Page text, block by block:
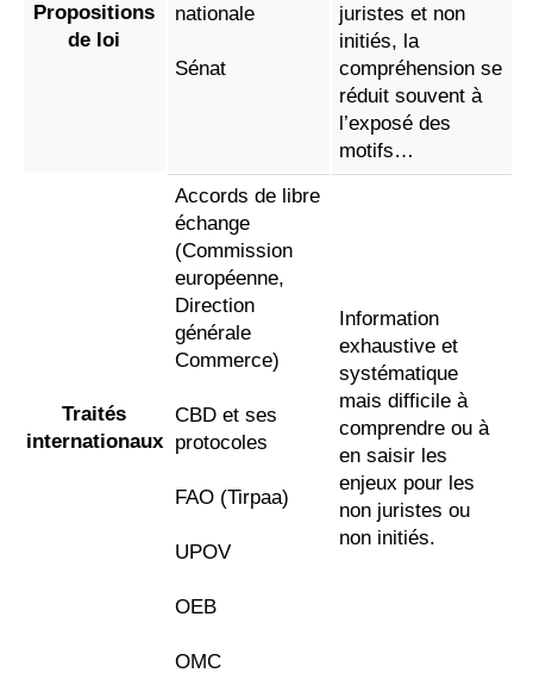
Propositions
de loi
nationale
Sénat
juristes et non
initiés, la
compréhension se
réduit souvent à
l’exposé des
motifs…
Traités
internationaux
Accords de libre
échange
(Commission
européenne,
Direction
générale
Commerce)
CBD et ses
protocoles
FAO (Tirpaa)
UPOV
OEB
OMC
Information
exhaustive et
systématique
mais difficile à
comprendre ou à
en saisir les
enjeux pour les
non juristes ou
non initiés.